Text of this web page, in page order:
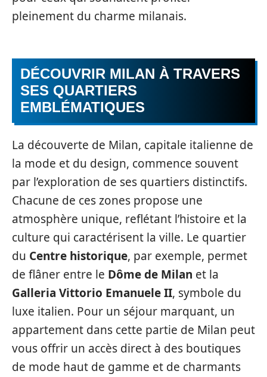
pleinement du charme milanais.
DÉCOUVRIR MILAN À TRAVERS
SES QUARTIERS
EMBLÉMATIQUES
La découverte de Milan, capitale italienne de
la mode et du design, commence souvent
par l’exploration de ses quartiers distinctifs.
Chacune de ces zones propose une
atmosphère unique, reflétant l’histoire et la
culture qui caractérisent la ville. Le quartier
du Centre historique, par exemple, permet
de flâner entre le Dôme de Milan et la
Galleria Vittorio Emanuele II, symbole du
luxe italien. Pour un séjour marquant, un
appartement dans cette partie de Milan peut
vous offrir un accès direct à des boutiques
de mode haut de gamme et de charmants